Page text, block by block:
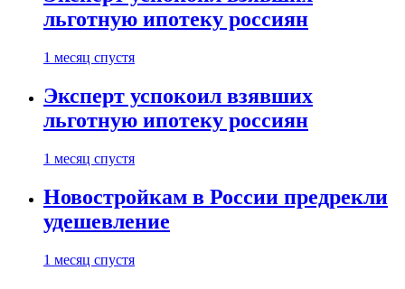
льготную ипотеку россиян
1 месяц спустя
Эксперт успокоил взявших
льготную ипотеку россиян
1 месяц спустя
Новостройкам в России предрекли
удешевление
1 месяц спустя